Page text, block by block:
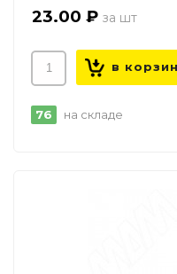
23.00 ₽
76 на складе